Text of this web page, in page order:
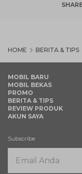
HOME BERITA & TIPS
MOBIL BARU
MOBIL BEKAS
PROMO
BERITA & TIPS
REVIEW PRODUK
AKUN SAYA
Subscribe